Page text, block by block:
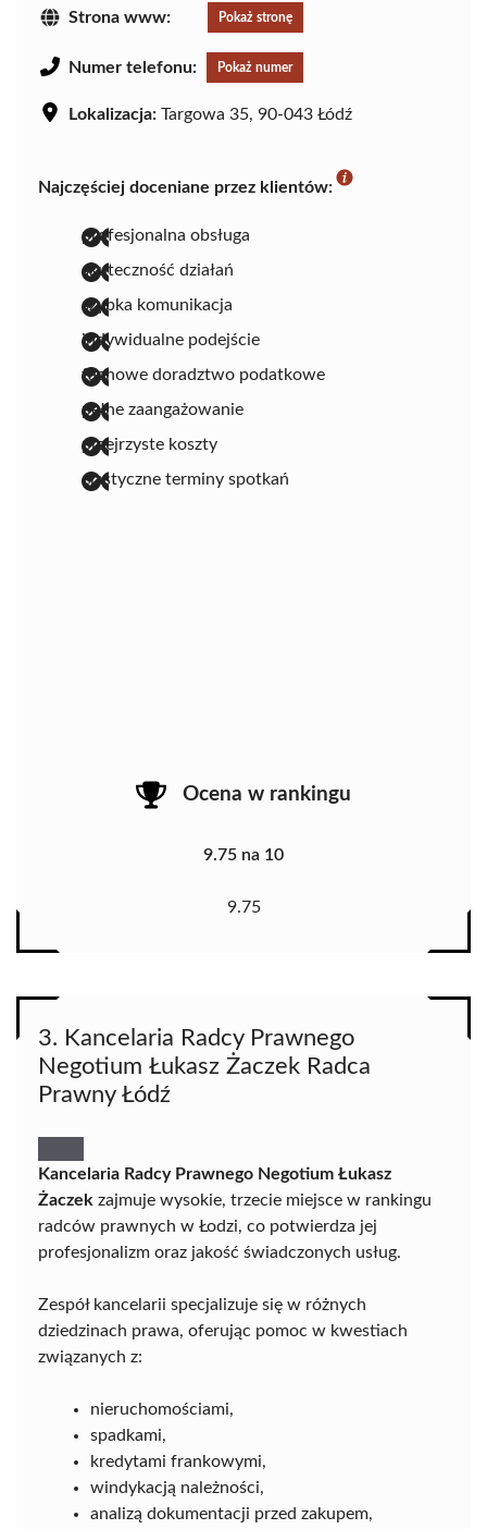
Strona www: Pokaż stronę
Numer telefonu: Pokaż numer
Lokalizacja: Targowa 35, 90-043 Łódź
Najczęściej doceniane przez klientów:
profesjonalna obsługa
skuteczność działań
szybka komunikacja
indywidualne podejście
fachowe doradztwo podatkowe
pełne zaangażowanie
przejrzyste koszty
elastyczne terminy spotkań
Ocena w rankingu
9.75 na 10
9.75
3. Kancelaria Radcy Prawnego
Negotium Łukasz Żaczek Radca
Prawny Łódź
Kancelaria Radcy Prawnego Negotium Łukasz
Żaczek zajmuje wysokie, trzecie miejsce w rankingu
radców prawnych w Łodzi, co potwierdza jej
profesjonalizm oraz jakość świadczonych usług.
Zespół kancelarii specjalizuje się w różnych
dziedzinach prawa, oferując pomoc w kwestiach
związanych z:
nieruchomościami,
spadkami,
kredytami frankowymi,
windykacją należności,
analizą dokumentacji przed zakupem,